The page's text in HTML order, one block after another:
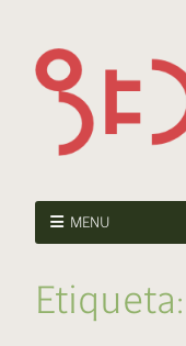
MENU
Etiqueta: